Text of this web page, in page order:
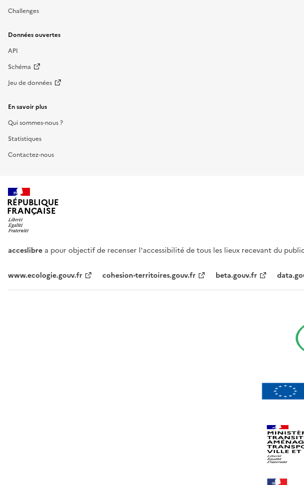
Challenges
Données ouvertes
API
Schéma
Jeu de données
En savoir plus
Qui sommes-nous ?
Statistiques
Contactez-nous
RÉPUBLIQUE
FRANÇAISE
acceslibre a pour objectif de recenser l'accessibilité de tous les lieux recevant du
www.ecologie.gouv.fr cohesion-territoires.gouv.fr beta.gouv.fr